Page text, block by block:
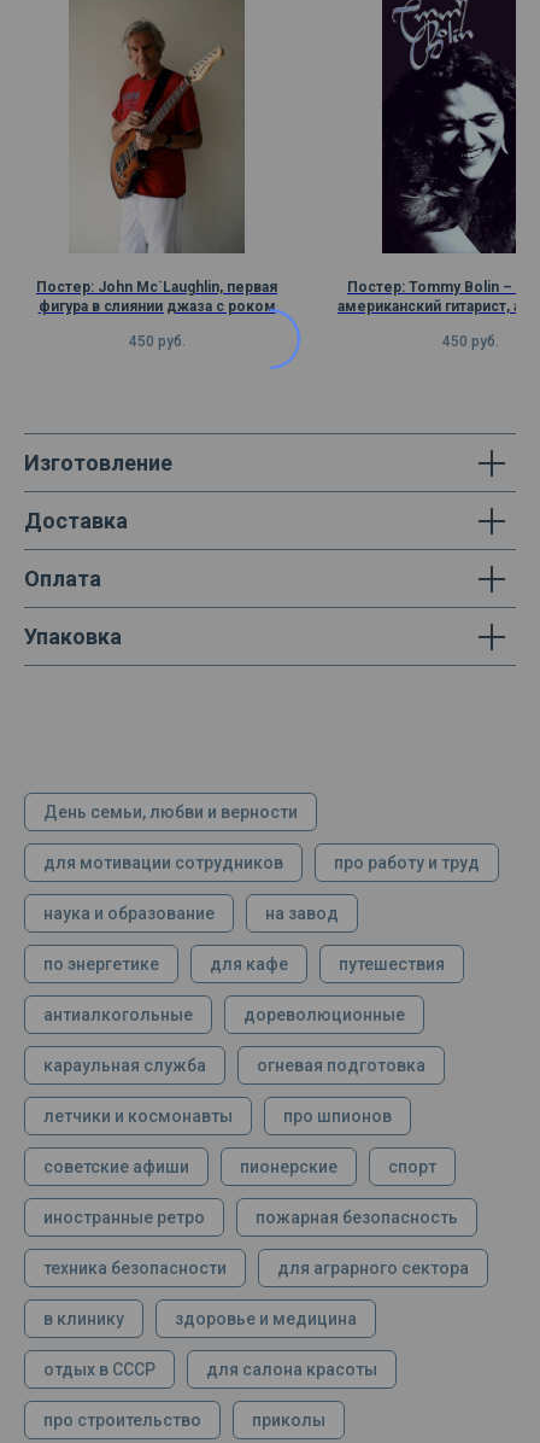
Постер: John Mc`Laughlin, первая
фигура в слиянии джаза с роком
450 руб.
Постер: Tommy Bolin –
американский гитарист,
450 руб.
Изготовление
Доставка
Оплата
Упаковка
День семьи, любви и верности
для мотивации сотрудников про работу и труд
наука и образование на завод
по энергетике для кафе путешествия
антиалкогольные дореволюционные
караульная служба огневая подготовка
летчики и космонавты про шпионов
советские афиши пионерские спорт
иностранные ретро пожарная безопасность
техника безопасности для аграрного сектора
в клинику здоровье и медицина
отдых в СССР для салона красоты
про строительство приколы